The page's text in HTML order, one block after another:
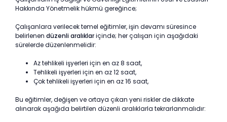
Hakkında Yönetmelik hükmü gereğince;
Çalışanlara verilecek temel eğitimler, işin devamı süresince
belirlenen düzenli aralıklariçinde; her çalışan için aşağıdaki
sürelerde düzenlenmelidir:
Az tehlikeli işyerleri için en az 8 saat,
Tehlikeli işyerleri için en az 12 saat,
Çok tehlikeli işyerleri için en az 16 saat,
Bu eğitimler, değişen ve ortaya çıkan yeni riskler de dikkate
alınarak aşağıda belirtilen düzenli aralıklarla tekrarlanmalıdır: